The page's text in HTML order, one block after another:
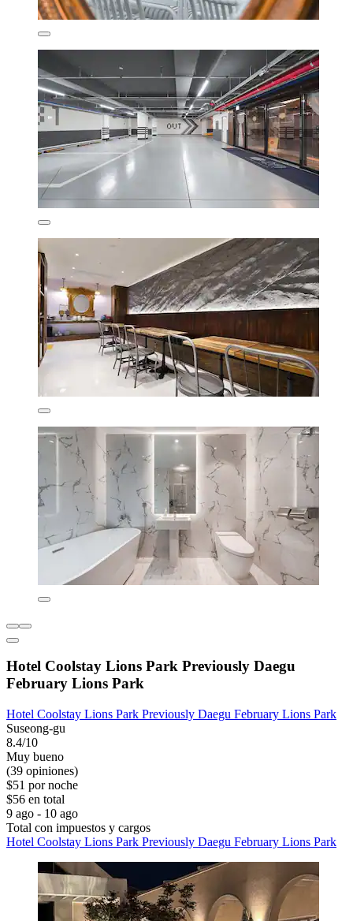
Hotel Coolstay Lions Park Previously Daegu
February Lions Park
Hotel Coolstay Lions Park Previously Daegu February Lions Park
Suseong-gu
8.4/10
Muy bueno
(39 opiniones)
$51 por noche
$56 en total
9 ago - 10 ago
Total con impuestos y cargos
Hotel Coolstay Lions Park Previously Daegu February Lions Park